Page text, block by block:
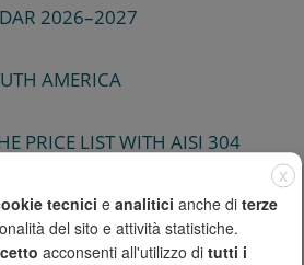
2026–2027
AMERICA
PRICE LIST WITH AISI 304
RECEIVES THE KEYS TO THE
X
tecnici e analitici anche di terze
del sito e attività statistiche.
acconsenti all'utilizzo di tutti i